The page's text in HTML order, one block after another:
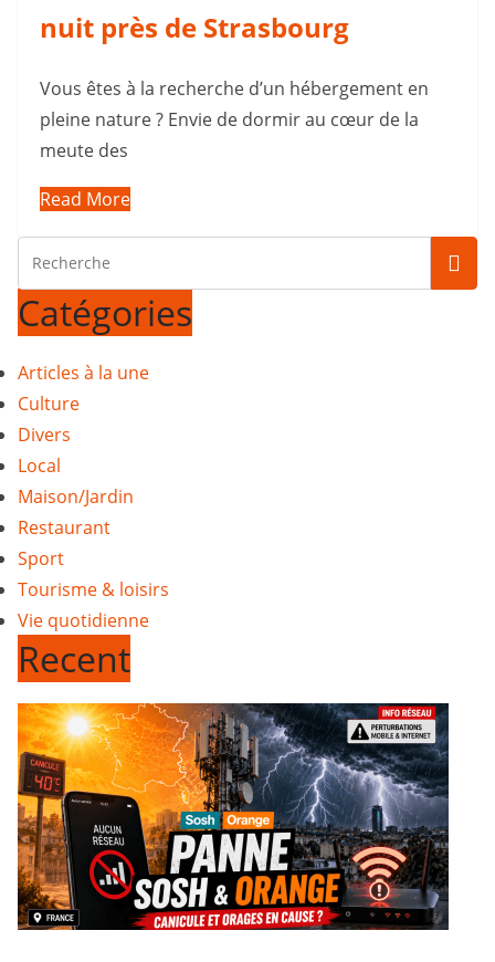
nuit près de Strasbourg
Vous êtes à la recherche d’un hébergement en
pleine nature ? Envie de dormir au cœur de la
meute des
Read More
Catégories
Articles à la une
Culture
Divers
Local
Maison/Jardin
Restaurant
Sport
Tourisme & loisirs
Vie quotidienne
Recent